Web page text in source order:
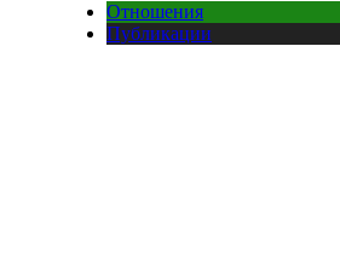
Отношения
Публикации